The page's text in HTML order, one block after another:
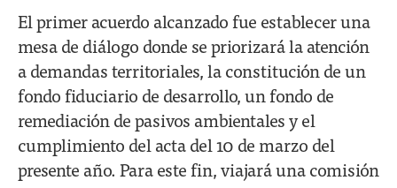
El primer acuerdo alcanzado fue establecer una
mesa de diálogo donde se priorizará la atención
a demandas territoriales, la constitución de un
fondo fiduciario de desarrollo, un fondo de
remediación de pasivos ambientales y el
cumplimiento del acta del 10 de marzo del
presente año. Para este fin, viajará una comisión